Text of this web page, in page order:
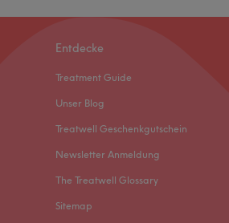
Entdecke
Treatment Guide
Unser Blog
Treatwell Geschenkgutschein
Newsletter Anmeldung
The Treatwell Glossary
Sitemap